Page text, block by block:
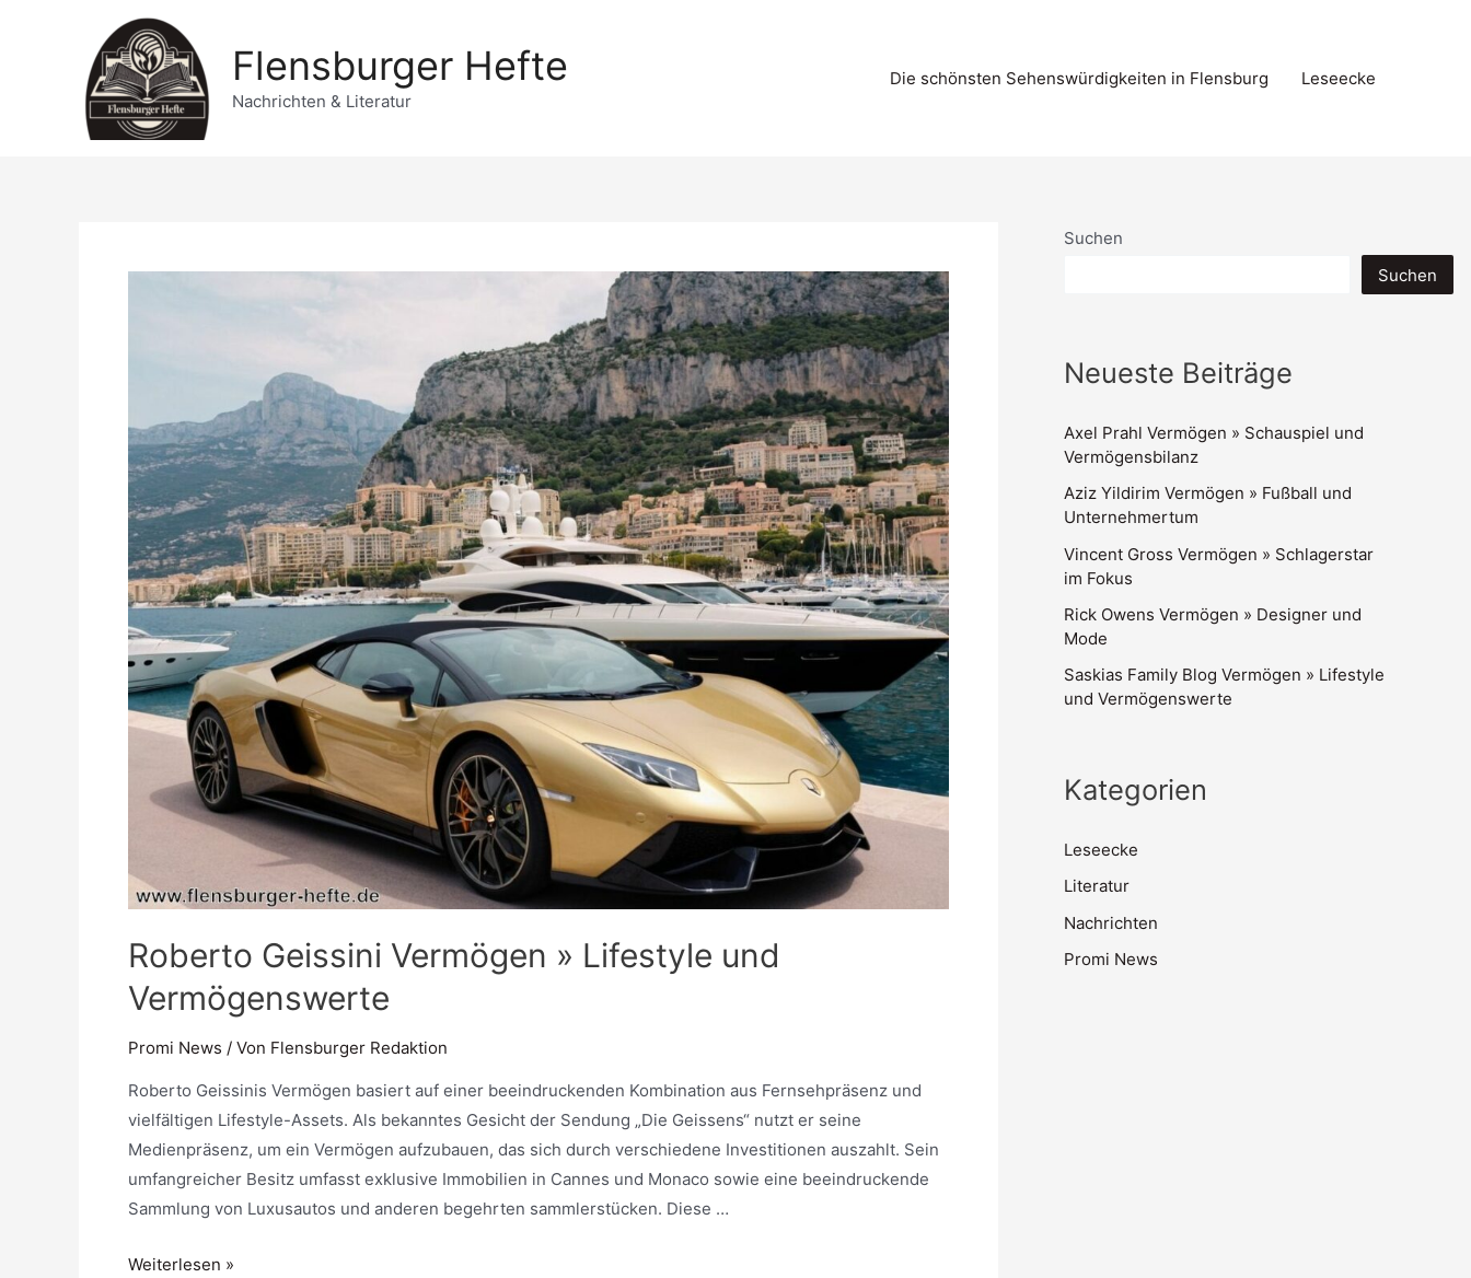
Flensburger Hefte
Nachrichten & Literatur
Die schönsten Sehenswürdigkeiten in Flensburg Leseecke
Roberto Geissini Vermögen » Lifestyle und
Vermögenswerte
Promi News / Von Flensburger Redaktion
Roberto Geissinis Vermögen basiert auf einer beeindruckenden Kombination aus Fernsehpräsenz und
vielfältigen Lifestyle-Assets. Als bekanntes Gesicht der Sendung „Die Geissens“ nutzt er seine
Medienpräsenz, um ein Vermögen aufzubauen, das sich durch verschiedene Investitionen auszahlt. Sein
umfangreicher Besitz umfasst exklusive Immobilien in Cannes und Monaco sowie eine beeindruckende
Sammlung von Luxusautos und anderen begehrten sammlerstücken. Diese …
Roberto
Weiterlesen »
Suchen
Suchen
Neueste Beiträge
Axel Prahl Vermögen » Schauspiel und
Vermögensbilanz
Aziz Yildirim Vermögen » Fußball und
Unternehmertum
Vincent Gross Vermögen » Schlagerstar
im Fokus
Rick Owens Vermögen » Designer und
Mode
Saskias Family Blog Vermögen » Lifestyle
und Vermögenswerte
Kategorien
Leseecke
Literatur
Nachrichten
Promi News